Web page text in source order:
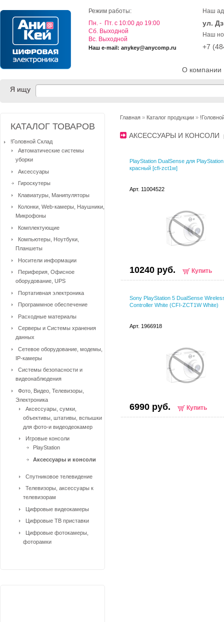
О компании
Режим работы:
Пн. - Пт. с 10:00 до 19:00
Cб. Выходной
Вс. Выходной
Наш e-mail: anykey@anycomp.ru
Наш
ул.
Наш
+7
Я ищу
Главная » Каталог продукции »
АКСЕССУАРЫ И КОНСОЛИ
PlayStation DualSense для
красный [cfi-zct1w]
Арт. 11004522
10240 руб. Купить
Sony PlayStation 5 DualSense
Controller White (CFI-ZCT1W White)
Арт. 1966918
6990 руб. Купить
КАТАЛОГ ТОВАРОВ
!Головной Склад
Автоматические системы
уборки
Аксессуары
Гироскутеры
Клавиатуры, Манипуляторы
Колонки, Web-камеры, Наушники,
Микрофоны
Комплектующие
Компьютеры, Ноутбуки,
Планшеты
Носители информации
Периферия, Офисное
оборудование, UPS
Портативная электроника
Программное обеспечение
Расходные материалы
Серверы и Системы хранения
данных
Сетевое оборудование, модемы,
IP-камеры
Системы безопасности и
видеонаблюдения
Фото, Видео, Телевизоры,
Электроника
Аксессуары, сумки,
объективы, штативы, вспышки
для фото-и видеодеокамер
Игровые консоли
PlayStation
Аксессуары и консоли
Спутниковое телевидение
Телевизоры, аксессуары к
телевизорам
Цифровые видеокамеры
Цифровые ТВ приставки
Цифровые фотокамеры,
фоторамки